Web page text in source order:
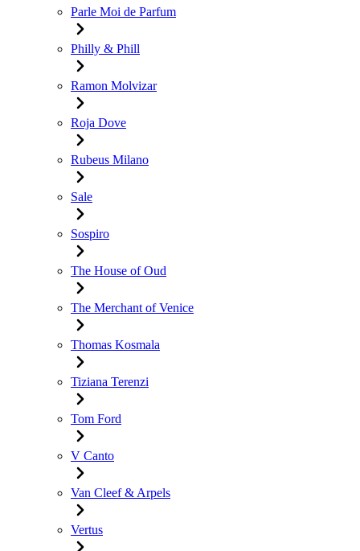
Parle Moi de Parfum
Philly & Phill
Ramon Molvizar
Roja Dove
Rubeus Milano
Sale
Sospiro
The House of Oud
The Merchant of Venice
Thomas Kosmala
Tiziana Terenzi
Tom Ford
V Canto
Van Cleef & Arpels
Vertus